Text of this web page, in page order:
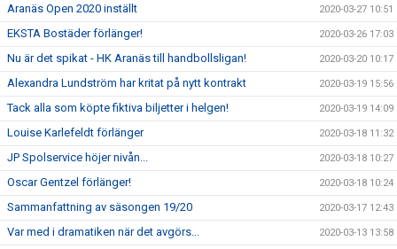
Aranäs Open 2020 inställt 2020-03-27 10:51
EKSTA Bostäder förlänger! 2020-03-26 17:03
Nu är det spikat - HK Aranäs till handbollsligan! 2020-03-20 10:17
Alexandra Lundström har kritat på nytt kontrakt 2020-03-19 15:56
Tack alla som köpte fiktiva biljetter i helgen! 2020-03-19 14:09
Louise Karlefeldt förlänger 2020-03-18 11:32
JP Spolservice höjer nivån... 2020-03-18 10:27
Oscar Gentzel förlänger! 2020-03-18 10:24
Sammanfattning av säsongen 19/20 2020-03-17 12:43
Var med i dramatiken när det avgörs... 2020-03-13 13:58